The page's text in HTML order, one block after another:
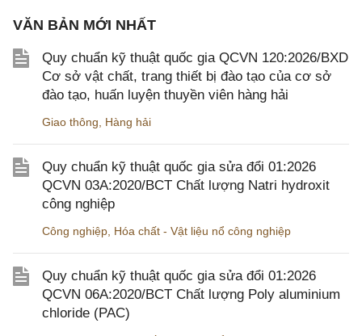
VĂN BẢN MỚI NHẤT
Quy chuẩn kỹ thuật quốc gia QCVN 120:2026/BXD
Cơ sở vật chất, trang thiết bị đào tạo của cơ sở
đào tạo, huấn luyện thuyền viên hàng hải
Giao thông Hàng hải
Quy chuẩn kỹ thuật quốc gia sửa đổi 01:2026
QCVN 03A:2020/BCT Chất lượng Natri hydroxit
công nghiệp
Công nghiệp Hóa chất - Vật liệu nổ công nghiệp
Quy chuẩn kỹ thuật quốc gia sửa đổi 01:2026
QCVN 06A:2020/BCT Chất lượng Poly aluminium
chloride (PAC)